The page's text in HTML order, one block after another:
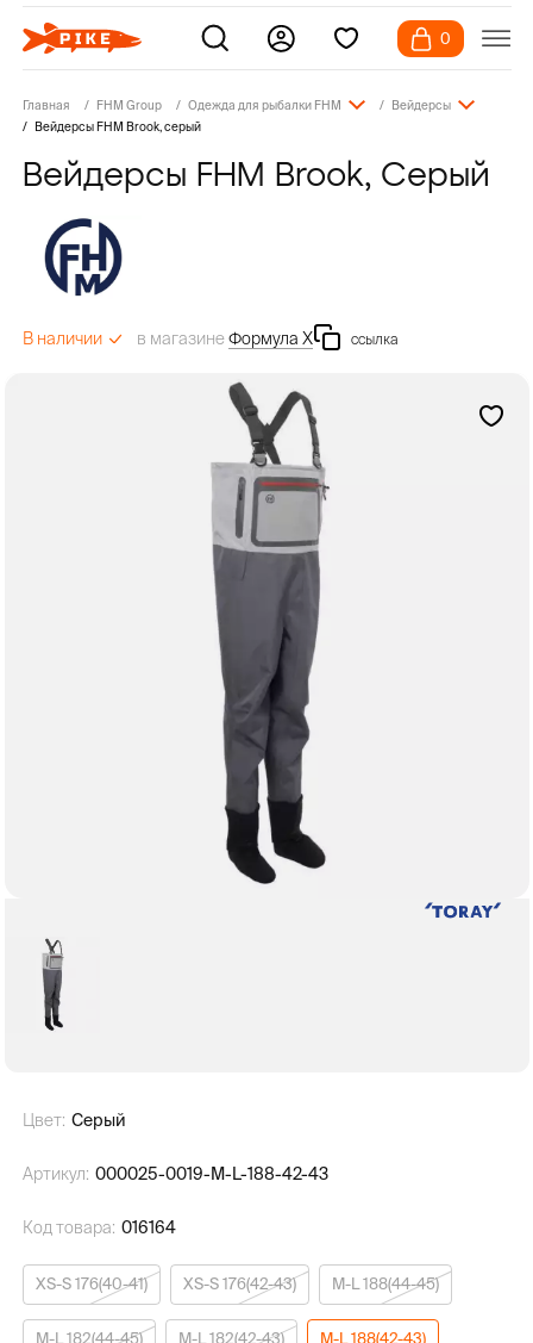
0
Главная FHM Group Одежда для рыбалки FHM
Вейдерсы
Вейдерсы FHM Brook, серый
Вейдерсы FHM Brook, Серый
В наличии в магазинеФормула Х ссылка
Цвет: Серый
Артикул: 000025-0019-M-L-188-42-43
Код товара: 016164
XS-S 176(40-41) XS-S 176(42-43) M-L 188(44-45)
M-L 182(44-45) M-L 182(42-43) M-L 188(42-43)